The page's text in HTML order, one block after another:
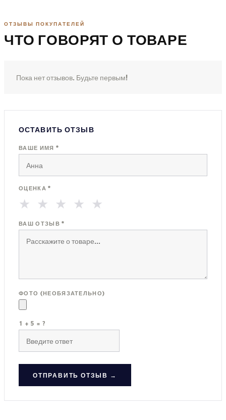
ОТЗЫВЫ ПОКУПАТЕЛЕЙ
ЧТО ГОВОРЯТ О ТОВАРЕ
Пока нет отзывов. Будьте первым!
ОСТАВИТЬ ОТЗЫВ
ВАШЕ ИМЯ *
ОЦЕНКА *
★ ★ ★ ★ ★
ВАШ ОТЗЫВ *
ФОТО (НЕОБЯЗАТЕЛЬНО)
1 + 5 = ?
ОТПРАВИТЬ ОТЗЫВ →